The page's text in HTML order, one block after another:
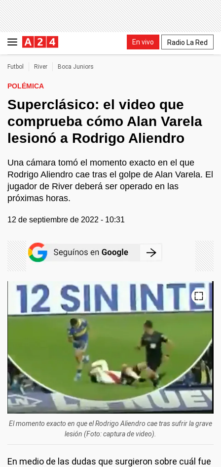
En vivo Radio La Red
Futbol River Boca Juniors
POLÉMICA
Superclásico: el video que
comprueba cómo Alan Varela
lesionó a Rodrigo Aliendro
Una cámara tomó el momento exacto en el que
Rodrigo Aliendro cae tras el golpe de Alan Varela. El
jugador de River deberá ser operado en las
próximas horas.
12 de septiembre de 2022 - 10:31
El momento exacto en que el Rodrigo Aliendro cae tras sufrir la grave
lesión (Foto: captura de video).
En medio de las dudas que surgieron sobre cuál fue